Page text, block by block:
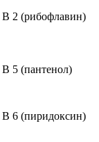
B 2 (рибофлавин)
B 5 (пантенол)
B 6 (пиридоксин)